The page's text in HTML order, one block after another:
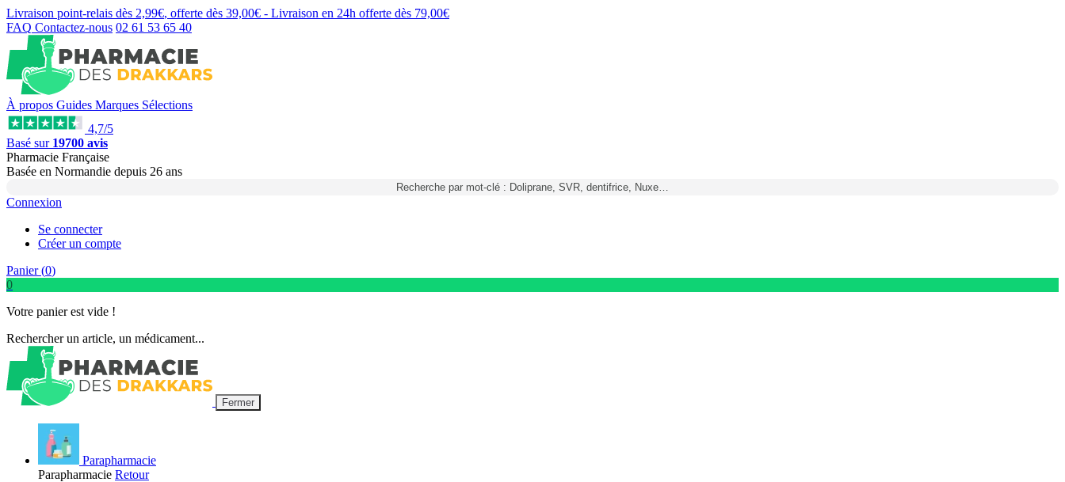
Livraison point-relais dès 2,99€, offerte dès 39,00€ - Livraison en 24h offerte dès 79,00€
FAQ Contactez-nous 02 61 53 65 40
À propos Guides Marques Sélections
4,7/5
Basé sur 19700 avis
Pharmacie Française
Basée en Normandie depuis 26 ans
Recherche par mot-clé : Doliprane, SVR, dentifrice, Nuxe…
Connexion
Se connecter
Créer un compte
Panier (0)
0
Votre panier est vide !
Rechercher un article, un médicament...
Fermer
Parapharmacie
Parapharmacie Retour